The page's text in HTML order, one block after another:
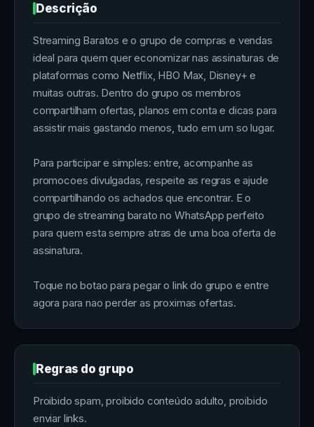
Descrição
Streaming Baratos e o grupo de compras e vendas
ideal para quem quer economizar nas assinaturas de
plataformas como Netflix, HBO Max, Disney+ e
muitas outras. Dentro do grupo os membros
compartilham ofertas, planos em conta e dicas para
assistir mais gastando menos, tudo em um so lugar.
Para participar e simples: entre, acompanhe as
promocoes divulgadas, respeite as regras e ajude
compartilhando os achados que encontrar. E o
grupo de streaming barato no WhatsApp perfeito
para quem esta sempre atras de uma boa oferta de
assinatura.
Toque no botao para pegar o link do grupo e entre
agora para nao perder as proximas ofertas.
Regras do grupo
Proibido spam, proibido conteúdo adulto, proibido
enviar links.